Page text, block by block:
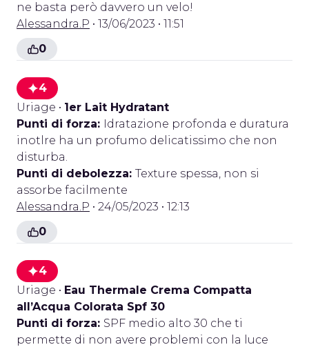
ne basta però davvero un velo!
Alessandra.P • 13/06/2023 • 11:51
0
4
Uriage • 1er Lait Hydratant
Punti di forza: Idratazione profonda e duratura
inotlre ha un profumo delicatissimo che non
disturba.
Punti di debolezza: Texture spessa, non si
assorbe facilmente
Alessandra.P • 24/05/2023 • 12:13
0
4
Uriage • Eau Thermale Crema Compatta
all’Acqua Colorata Spf 30
Punti di forza: SPF medio alto 30 che ti
permette di non avere problemi con la luce